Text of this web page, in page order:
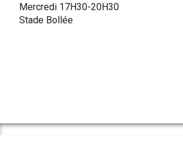
Mercredi 17H30-20H30
Stade Bollée